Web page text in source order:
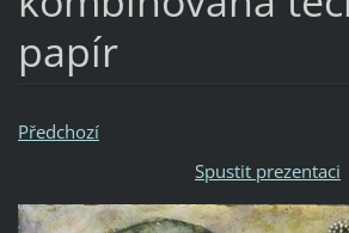
papír
Předchozí
Spustit prezentaci